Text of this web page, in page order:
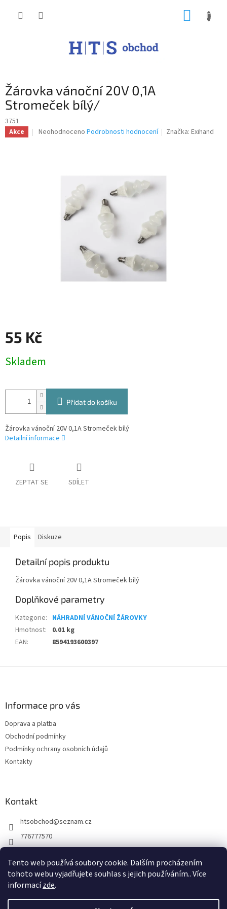
Tento web používá soubory cookie. Dalším procházením
tohoto webu vyjadřujete souhlas s jejich používáním.. Více
informacízde.
Žárovka vánoční 20V 0,1A
Stromeček bílý/
3751
Akce
Průměrné
hvězdiček.
Neohodnoceno Podrobnosti hodnocení Značka:Exihand
55 Kč
cena:
Skladem
Přidat do košíku
Žárovka vánoční 20V 0,1A Stromeček bílý
Detailní informace
ZEPTAT SE SDÍLET
Popis Diskuze
Detailní popis produktu
Žárovka vánoční 20V 0,1A Stromeček bílý
Doplňkové parametry
Kategorie: NÁHRADNÍ VÁNOČNÍ ŽÁROVKY
Hmotnost:
0.01 kg
EAN: 8594193600397
Informace pro vás
Doprava a platba
Obchodní podmínky
Podmínky ochrany osobních údajů
Kontakty
Kontakt
htsobchod@seznam.cz
776777570
https://www.facebook.com/Elektro-Vr%C5%A1ovick%C3%A1-229
214624677338